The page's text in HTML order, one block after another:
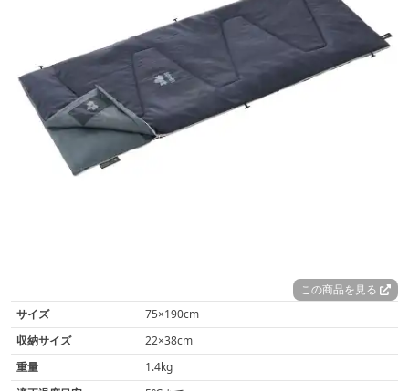
この商品を見る
サイズ
75×190cm
収納サイズ
22×38cm
重量
1.4kg